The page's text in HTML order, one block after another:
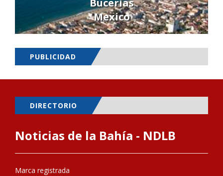
Bucerías
Mexico
PUBLICIDAD
DIRECTORIO
Noticias de la Bahía - NDLB
Marca registrada